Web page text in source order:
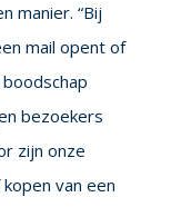
manier. “Bij
mail opent of
bezoekers
zijn onze
van een